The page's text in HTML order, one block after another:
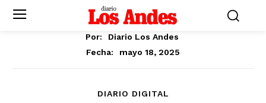
Por:
Diario Los Andes
Fecha:
mayo 18, 2025
DIARIO DIGITAL